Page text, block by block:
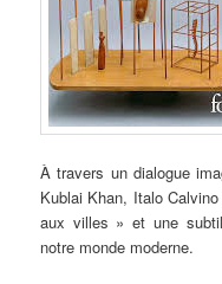
À travers un dialogue
Kublai Khan, Italo
aux villes » et une
notre monde moderne.